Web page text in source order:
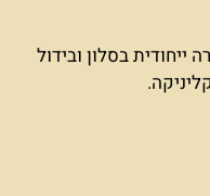
ייחודית בסלון ובידול